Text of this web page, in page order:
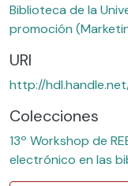
Biblioteca de la
promoción
URI
http://
Colecciones
13º Workshop de
electrónico en las